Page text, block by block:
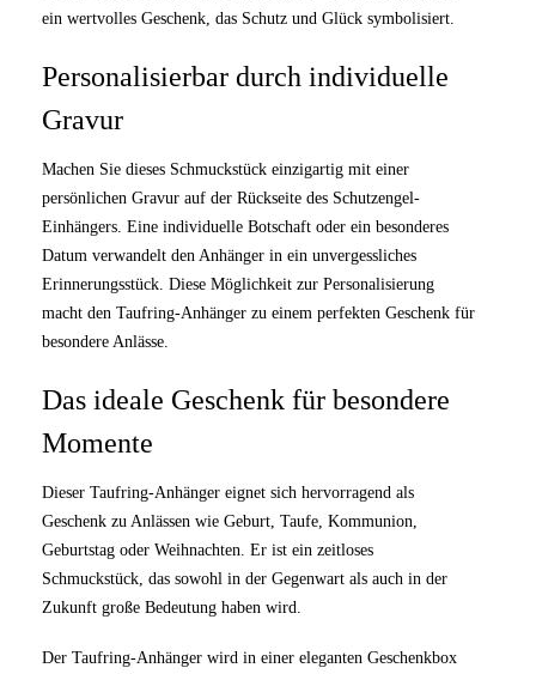
ein wertvolles Geschenk, das Schutz und Glück symbolisiert.
Personalisierbar durch individuelle
Gravur
Machen Sie dieses Schmuckstück einzigartig mit einer
persönlichen Gravur auf der Rückseite des Schutzengel-
Einhängers. Eine individuelle Botschaft oder ein besonderes
Datum verwandelt den Anhänger in ein unvergessliches
Erinnerungsstück. Diese Möglichkeit zur Personalisierung
macht den Taufring-Anhänger zu einem perfekten Geschenk für
besondere Anlässe.
Das ideale Geschenk für besondere
Momente
Dieser Taufring-Anhänger eignet sich hervorragend als
Geschenk zu Anlässen wie Geburt, Taufe, Kommunion,
Geburtstag oder Weihnachten. Er ist ein zeitloses
Schmuckstück, das sowohl in der Gegenwart als auch in der
Zukunft große Bedeutung haben wird.
Der Taufring-Anhänger wird in einer eleganten Geschenkbox